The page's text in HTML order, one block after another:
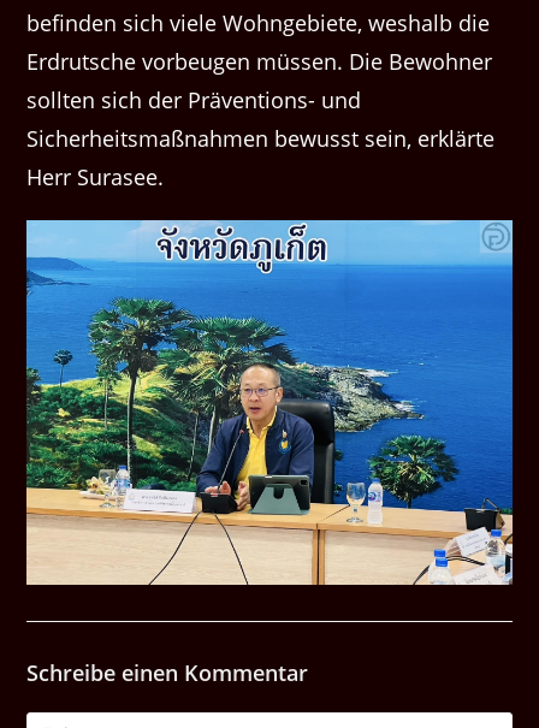
befinden sich viele Wohngebiete, weshalb die
Erdrutsche vorbeugen müssen. Die Bewohner
sollten sich der Präventions- und
Sicherheitsmaßnahmen bewusst sein, erklärte
Herr Surasee.
Schreibe einen Kommentar